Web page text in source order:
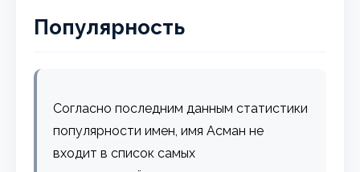
Популярность
Согласно последним данным статистики
популярности имен, имя Асман не
входит в список самых